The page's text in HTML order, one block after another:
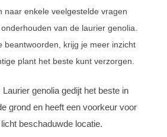
naar enkele veelgestelde vragen
van de laurier genolia.
beantwoorden, krijg je meer inzicht
plant het beste kunt verzorgen.
Laurier genolia gedijt het beste in
grond en heeft een voorkeur voor
beschaduwde locatie.